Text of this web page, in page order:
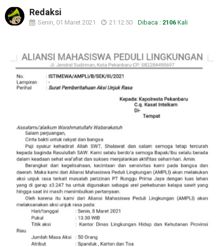
Redaksi
Senin, 01 Maret 2021 21:12:50 Dibaca : 2106 Kali